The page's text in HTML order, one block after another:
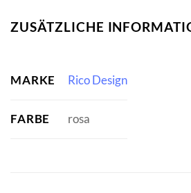
ZUSÄTZLICHE
MARKE Rico Design
FARBE rosa